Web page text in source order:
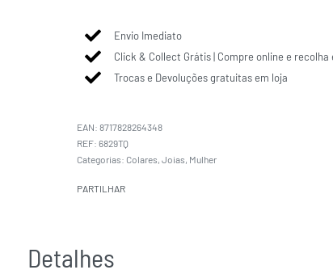
Envio Imediato
Click & Collect Grátis | Compre online e recolha
Trocas e Devoluções gratuitas em loja
EAN:8717828264348
6829TQ
Categorias: Colares,Joias, Mulher
PARTILHAR
Detalhes